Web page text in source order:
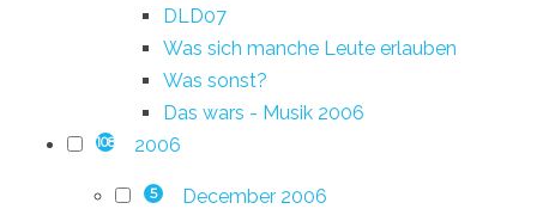
DLD07
Was sich manche Leute erlauben
Was sonst?
Das wars - Musik 2006
108 2006
5 December 2006